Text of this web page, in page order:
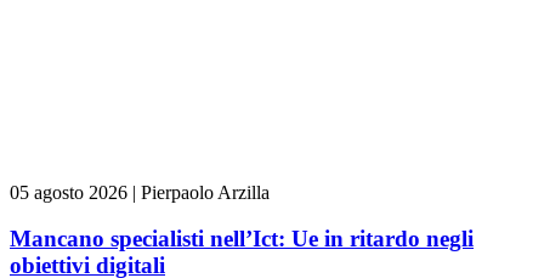
05 agosto 2026 | Pierpaolo Arzilla
Mancano specialisti nell’Ict: Ue in ritardo negli
obiettivi digitali